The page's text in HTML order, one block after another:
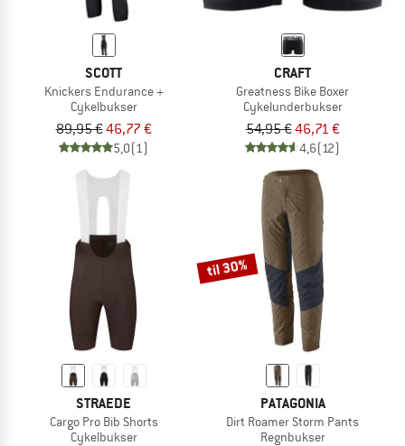
SCOTT
Knickers Endurance +
Cykelbukser
89,95 €46,77 €
5,0(1)
CRAFT
Greatness Bike Boxer
Cykelunderbukser
54,95 €46,71 €
4,6(12)
STRAEDE
Cargo Pro Bib Shorts
Cykelbukser
til 30%
PATAGONIA
Dirt Roamer Storm Pants
Regnbukser